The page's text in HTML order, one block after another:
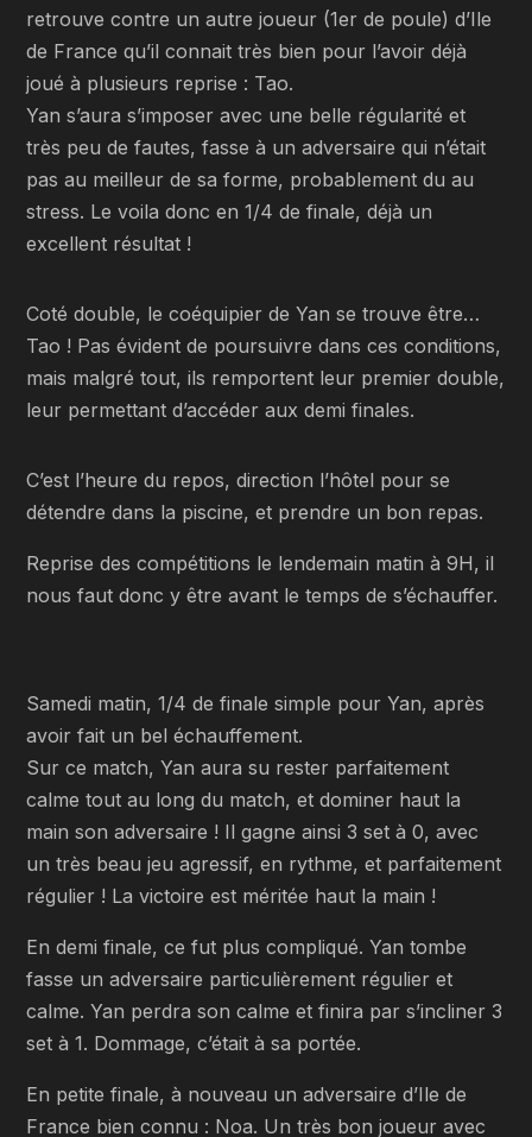
retrouve contre un autre joueur (1er de poule) d’Ile
de France qu’il connait très bien pour l’avoir déjà
joué à plusieurs reprise : Tao.
Yan s’aura s’imposer avec une belle régularité et
très peu de fautes, fasse à un adversaire qui n’était
pas au meilleur de sa forme, probablement du au
stress. Le voila donc en 1/4 de finale, déjà un
excellent résultat !
Coté double, le coéquipier de Yan se trouve être…
Tao ! Pas évident de poursuivre dans ces conditions,
mais malgré tout, ils remportent leur premier double,
leur permettant d’accéder aux demi finales.
C’est l’heure du repos, direction l’hôtel pour se
détendre dans la piscine, et prendre un bon repas.
Reprise des compétitions le lendemain matin à 9H, il
nous faut donc y être avant le temps de s’échauffer.
Samedi matin, 1/4 de finale simple pour Yan, après
avoir fait un bel échauffement.
Sur ce match, Yan aura su rester parfaitement
calme tout au long du match, et dominer haut la
main son adversaire ! Il gagne ainsi 3 set à 0, avec
un très beau jeu agressif, en rythme, et parfaitement
régulier ! La victoire est méritée haut la main !
En demi finale, ce fut plus compliqué. Yan tombe
fasse un adversaire particulièrement régulier et
calme. Yan perdra son calme et finira par s’incliner 3
set à 1. Dommage, c’était à sa portée.
En petite finale, à nouveau un adversaire d’Ile de
France bien connu : Noa. Un très bon joueur avec